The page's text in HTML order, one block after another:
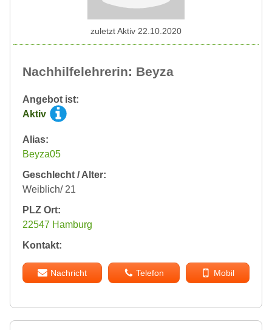
Nachhilfelehrerin: Beyza
Angebot ist:
Aktiv
Alias:
Beyza05
Geschlecht / Alter:
Weiblich/ 21
PLZ Ort:
22547 Hamburg
Kontakt:
Nachricht Telefon Mobil
zuletzt Aktiv 22.10.2020